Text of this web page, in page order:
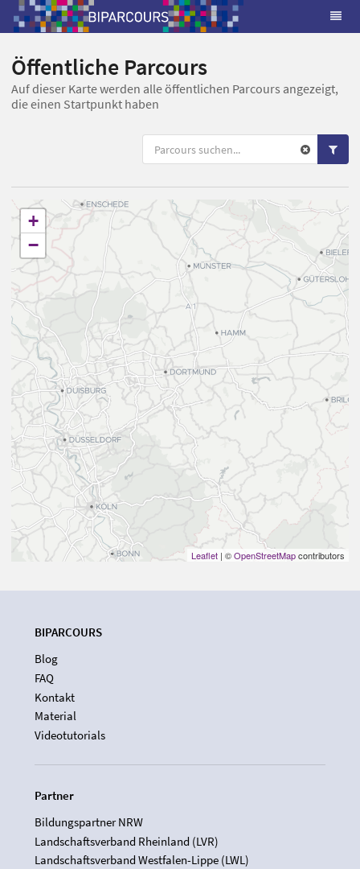
Öffentliche Parcours
Auf dieser Karte werden alle öffentlichen Parcours angezeigt,
die einen Startpunkt haben
+
−
Leaflet | ©OpenStreetMapcontributors
BIPARCOURS
Blog
FAQ
Kontakt
Material
Videotutorials
Partner
Bildungspartner NRW
Landschaftsverband Rheinland (LVR)
Landschaftsverband Westfalen-Lippe (LWL)